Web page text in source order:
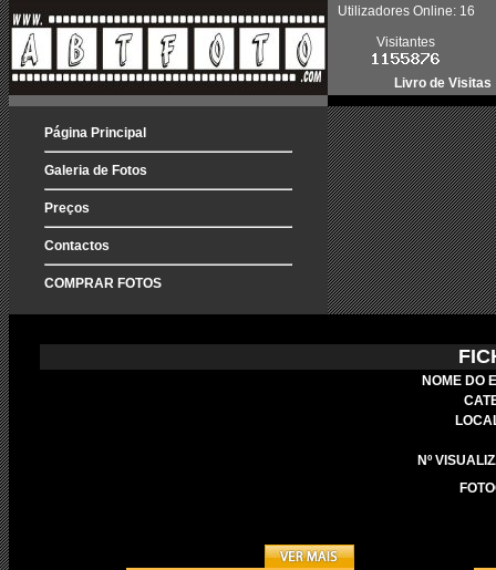
Utilizadores Online: 16
Visitantes
Livro de Visitas
Página Principal
Galeria de Fotos
Preços
Contactos
COMPRAR FOTOS
NOME DO
Nº